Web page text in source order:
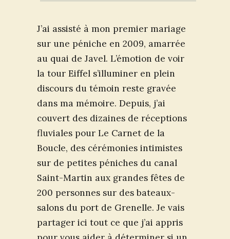
J’ai assisté à mon premier mariage
sur une péniche en 2009, amarrée
au quai de Javel. L’émotion de voir
la tour Eiffel s’illuminer en plein
discours du témoin reste gravée
dans ma mémoire. Depuis, j’ai
couvert des dizaines de réceptions
fluviales pour Le Carnet de la
Boucle, des cérémonies intimistes
sur de petites péniches du canal
Saint-Martin aux grandes fêtes de
200 personnes sur des bateaux-
salons du port de Grenelle. Je vais
partager ici tout ce que j’ai appris